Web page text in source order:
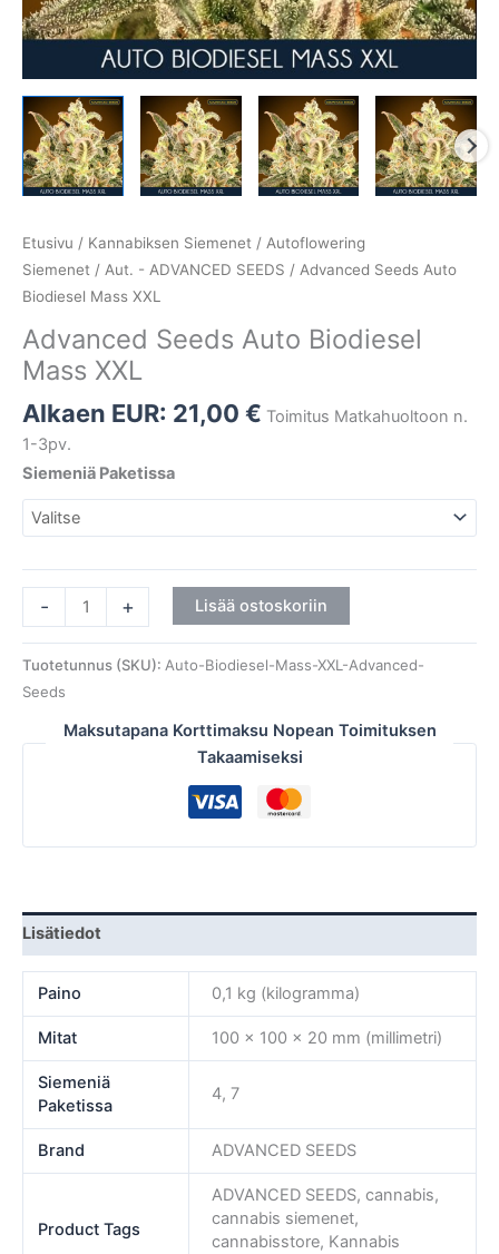
Etusivu / Kannabiksen Siemenet / Autoflowering
Siemenet / Aut. - ADVANCED SEEDS / Advanced Seeds Auto
Biodiesel Mass XXL
Advanced Seeds Auto Biodiesel
Mass XXL
Alkaen EUR: 21,00 € Toimitus Matkahuoltoon n.
1-3pv.
Siemeniä Paketissa
- + Lisää ostoskoriin
Tuotetunnus (SKU): Auto-Biodiesel-Mass-XXL-Advanced-
Seeds
Maksutapana Korttimaksu Nopean Toimituksen
Takaamiseksi
Lisätiedot
Paino 0,1 kg (kilogramma)
Mitat 100 × 100 × 20 mm (millimetri)
Siemeniä
Paketissa
4, 7
Brand ADVANCED SEEDS
Product Tags
ADVANCED SEEDS, cannabis,
cannabis siemenet,
cannabisstore, Kannabis